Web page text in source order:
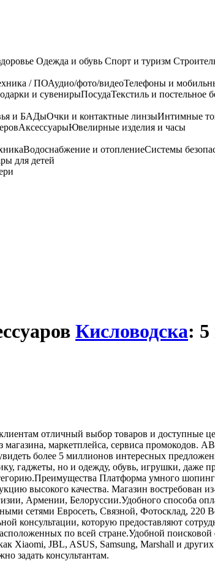
Одежда и обувь Спорт и туризм
/ ПОАудио/фото/видеоТелефоны и
и сувенирыПосудаТекстиль и постельное
и БАДыОчки и контактные линзыИнтимные
АксессуарыЮвелирные изделия и часы
Водоснабжение и отоплениеСистемы
для детей
Кисловодска:
отличный выбор товаров и доступные
магазина, маркетплейса, сервиса
более 5 миллионов интересных
гаджеты, но и одежду, обувь, игрушки, даже
Платформа умного
высокого качества. Магазин востребован
Армении, Белоруссии.Удобного способа
сетями Евросеть, Связной, Фотосклад, 220
консультации, которую предоставляют
по всей стране.Удобной
Xiaomi, JBL, ASUS, Samsung, Marshall и
задать консультантам.